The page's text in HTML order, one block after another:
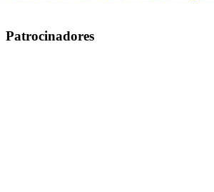
Patrocinadores